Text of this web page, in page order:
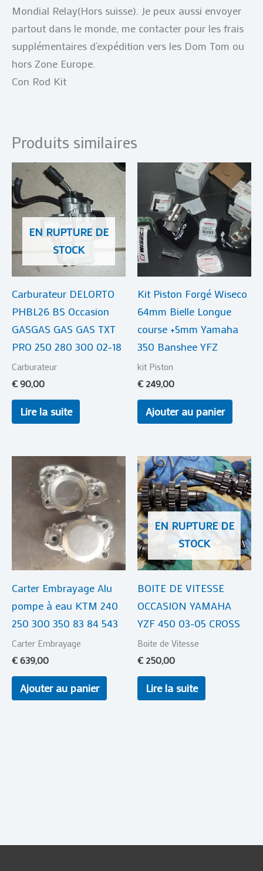
Mondial Relay(Hors suisse). Je peux aussi envoyer
partout dans le monde, me contacter pour les frais
supplémentaires d’expédition vers les Dom Tom ou
hors Zone Europe.
Con Rod Kit
Produits similaires
EN RUPTURE DE
STOCK
Carburateur DELORTO
PHBL26 BS Occasion
GASGAS GAS GAS TXT
PRO 250 280 300 02-18
Carburateur
€90,00
Lire la suite
Kit Piston Forgé Wiseco
64mm Bielle Longue
course +5mm Yamaha
350 Banshee YFZ
kit Piston
€ 249,00
Ajouter au panier
Carter Embrayage Alu
pompe à eau KTM 240
250 300 350 83 84 543
Carter Embrayage
€639,00
Ajouter au panier
EN RUPTURE DE
STOCK
BOITE DE VITESSE
OCCASION YAMAHA
YZF 450 03-05 CROSS
Boite de Vitesse
€ 250,00
Lire la suite